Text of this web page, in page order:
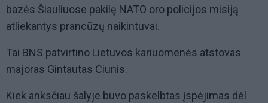
bazės Šiauliuose pakilę NATO oro policijos misiją
atliekantys prancūzų naikintuvai.
Tai BNS patvirtino Lietuvos kariuomenės atstovas
majoras Gintautas Ciunis.
Kiek anksčiau šalyje buvo paskelbtas įspėjimas dėl